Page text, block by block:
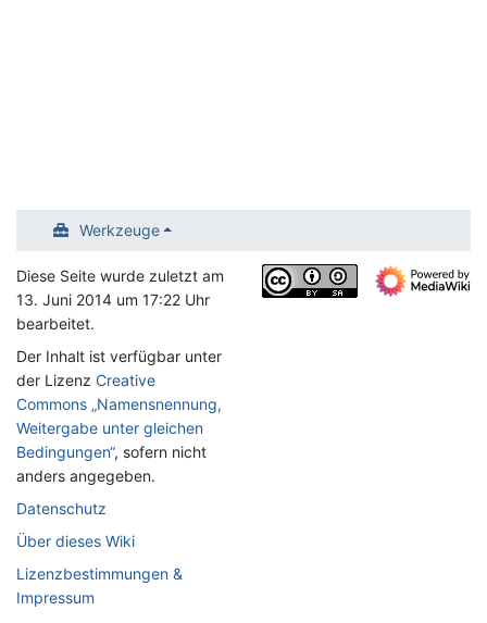
Werkzeuge
Diese Seite wurde zuletzt am
13. Juni 2014 um 17:22 Uhr
bearbeitet.
Der Inhalt ist verfügbar unter
der Lizenz Creative
Commons „Namensnennung,
Weitergabe unter gleichen
Bedingungen“, sofern nicht
anders angegeben.
Datenschutz
Über dieses Wiki
Lizenzbestimmungen &
Impressum